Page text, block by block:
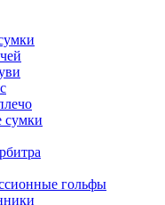
сумки
гольфы